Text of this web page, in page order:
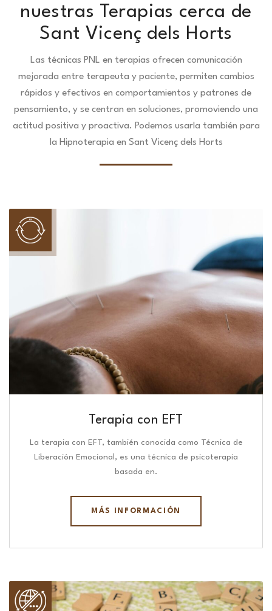
nuestras Terapias cerca de
Sant Vicenç dels Horts
Las técnicas PNL en terapias ofrecen comunicación
mejorada entre terapeuta y paciente, permiten cambios
rápidos y efectivos en comportamientos y patrones de
pensamiento, y se centran en soluciones, promoviendo una
actitud positiva y proactiva. Podemos usarla también para
la Hipnoterapia en Sant Vicenç dels Horts
Terapia con EFT
La terapia con EFT, también conocida como Técnica de
Liberación Emocional, es una técnica de psicoterapia
basada en.
MÁS INFORMACIÓN